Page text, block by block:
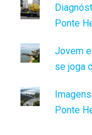
Ponte
Jovem
se joga
Ponte